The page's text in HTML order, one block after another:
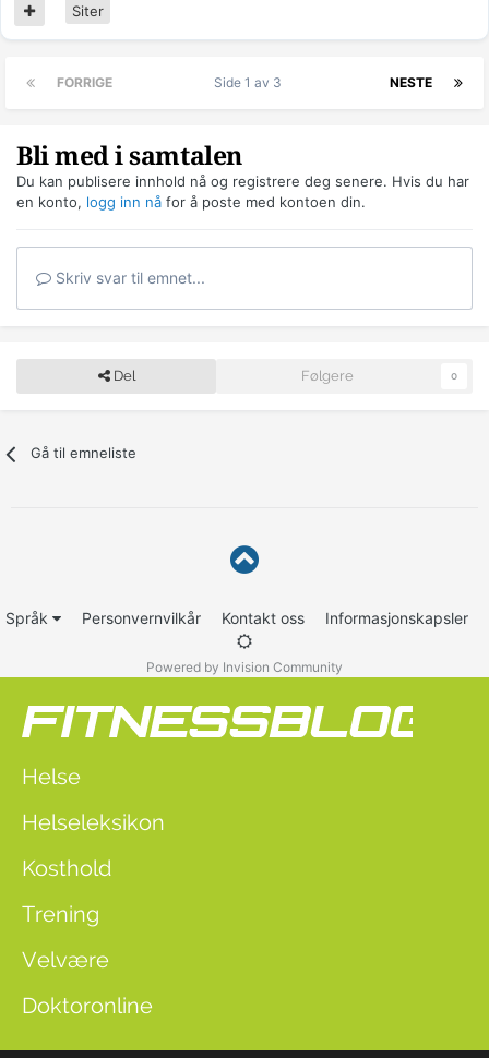
Siter
FORRIGE NESTE
Side 1 av 3
Bli med i samtalen
Du kan publisere innhold nå og registrere deg senere. Hvis du har
en konto, logg inn nå for å poste med kontoen din.
Skriv svar til emnet...
Del Følgere 0
Gå til emneliste
Språk Personvernvilkår Kontakt oss Informasjonskapsler
Powered by Invision Community
Helse
Helseleksikon
Kosthold
Trening
Velvære
Doktoronline